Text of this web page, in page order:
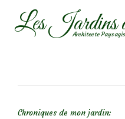
AllerLes Jardins
Architecte
Chroniques de mon jardin: